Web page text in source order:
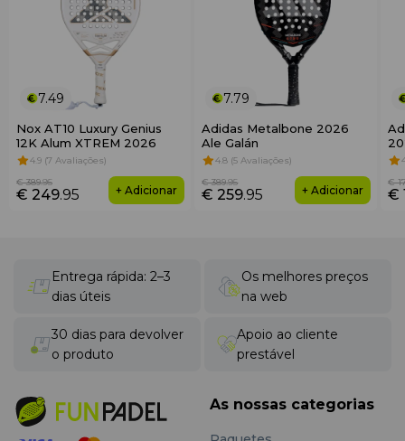
7.49
Nox AT10 Luxury Genius
12K Alum XTREM 2026
4.9 (7 Avaliações)
€ 249.95
€ 389.95
+ Adicionar
7.79
Adidas Metalbone 2026
Ale Galán
4.8 (5 Avaliações)
€ 259.95
€ 389.95
+ Adicionar €
€
Entrega rápida: 2–3
dias úteis
Os melhores preços
na web
30 dias para devolver
o produto
Apoio ao cliente
prestável
As nossas categorias